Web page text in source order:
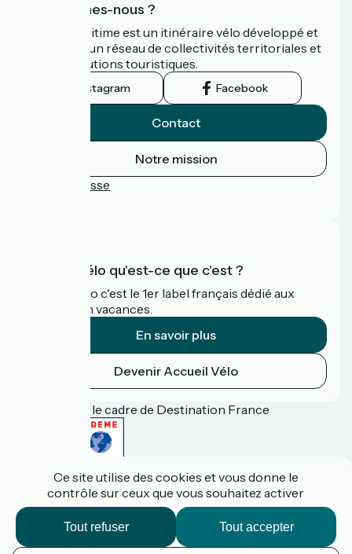
Qui sommes-nous ?
La Vélomaritime est un itinéraire vélo développé et
promu par un réseau de collectivités territoriales et
leurs institutions touristiques.
Instagram Facebook
Contact
Notre mission
Espace Presse
Accueil Vélo qu'est-ce que c'est ?
Accueil Vélo c'est le 1er label français dédié aux
cyclistes en vacances.
En savoir plus
Devenir Accueil Vélo
Financé dans le cadre de Destination France
Espace pro / presse
Plan du site
Mentions légales
Contact
Ce site utilise des cookies et vous donne le
contrôle sur ceux que vous souhaitez activer
Tout accepter
Tout refuser